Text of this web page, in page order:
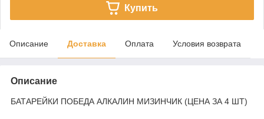
Купить
Описание Доставка Оплата Условия возврата
Описание
БАТАРЕЙКИ ПОБЕДА АЛКАЛИН МИЗИНЧИК (ЦЕНА ЗА 4 ШТ)